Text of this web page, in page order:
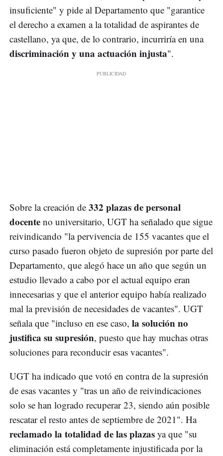
insuficiente" y pide al Departamento que "garantice
el derecho a examen a la totalidad de aspirantes de
castellano, ya que, de lo contrario, incurriría en una
discriminación y una actuación injusta".
Sobre la creación de 332 plazas de personal
docente no universitario, UGT ha señalado que sigue
reivindicando "la pervivencia de 155 vacantes que el
curso pasado fueron objeto de supresión por parte del
Departamento, que alegó hace un año que según un
estudio llevado a cabo por el actual equipo eran
innecesarias y que el anterior equipo había realizado
mal la previsión de necesidades de vacantes". UGT
señala que "incluso en ese caso, la solución no
justifica su supresión, puesto que hay muchas otras
soluciones para reconducir esas vacantes".
UGT ha indicado que votó en contra de la supresión
de esas vacantes y "tras un año de reivindicaciones
solo se han logrado recuperar 23, siendo aún posible
rescatar el resto antes de septiembre de 2021". Ha
reclamado la totalidad de las plazas ya que "su
eliminación está completamente injustificada por la